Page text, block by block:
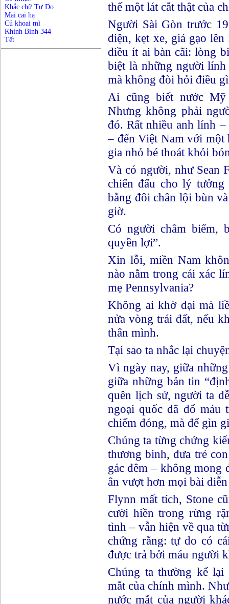
Khắc chữ Tự Do
Mai cai hạ
Củ khoai mì
Khinh Binh 344
Tết
thế một lát cắt thật của
Người Sài Gòn trước
điện, kẹt xe, giá gạo
điều ít ai bàn cãi: lòng
biệt là những người
mà không đòi hỏi điều
Ai cũng biết nước
Nhưng không phải
đó. Rất nhiều anh lính
– đến Việt Nam với một
gia nhỏ bé thoát khỏi
Và có người, như Sean
chiến đấu cho lý
bằng đôi chân lội bùn
giờ.
Có người châm biếm,
quyền lợi”.
Xin lỗi, miền Nam
nào nằm trong cái xác
mẹ Pennsylvania?
Không ai khờ dại mà
nửa vòng trái đất, nếu
thân mình.
Tại sao ta nhắc lại
Vì ngày nay, giữa
giữa những bản tin
quên lịch sử, người ta
ngoại quốc đã đổ máu
chiếm đóng, mà để gìn
Chúng ta từng chứng
thương binh, đưa trẻ
gác đêm – không mong
ân vượt hơn mọi bài
Flynn mất tích, Stone
cười hiền trong rừng
tình – vẫn hiện về qua
chứng rằng: tự do có
được trả bởi máu người
Chúng ta thường kể lại
mắt của chính mình.
nước mắt của người